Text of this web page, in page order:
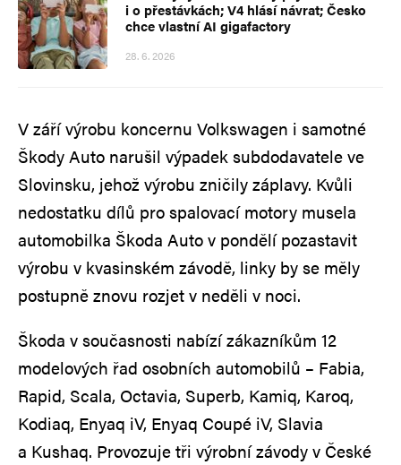
i o přestávkách; V4 hlásí návrat; Česko
chce vlastní AI gigafactory
28. 6. 2026
V září výrobu koncernu Volkswagen i samotné
Škody Auto narušil výpadek subdodavatele ve
Slovinsku, jehož výrobu zničily záplavy. Kvůli
nedostatku dílů pro spalovací motory musela
automobilka Škoda Auto v pondělí pozastavit
výrobu v kvasinském závodě, linky by se měly
postupně znovu rozjet v neděli v noci.
Škoda v současnosti nabízí zákazníkům 12
modelových řad osobních automobilů – Fabia,
Rapid, Scala, Octavia, Superb, Kamiq, Karoq,
Kodiaq, Enyaq iV, Enyaq Coupé iV, Slavia
a Kushaq. Provozuje tři výrobní závody v České